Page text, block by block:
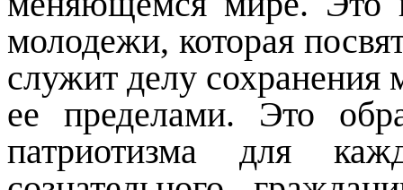
молодежи, которая
служит делу сохранения
ее пределами. Это
патриотизма для